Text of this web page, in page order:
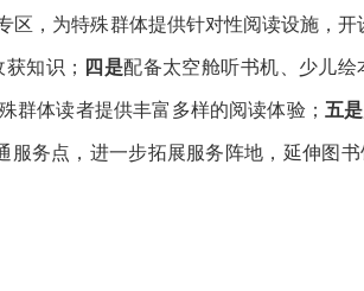
区，为特殊群体提供针对性阅读设施，
获知识 ； 四是配备太空舱听书机、少儿
群体读者提供丰富多样的阅读体验 ； 五是
服务点，进一步拓展服务阵地，延伸图